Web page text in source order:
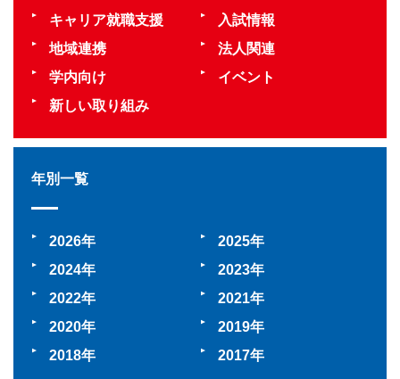
キャリア就職支援
入試情報
地域連携
法人関連
学内向け
イベント
新しい取り組み
年別一覧
2026
2025
2024
2023
2022
2021
2020
2019
2018
2017